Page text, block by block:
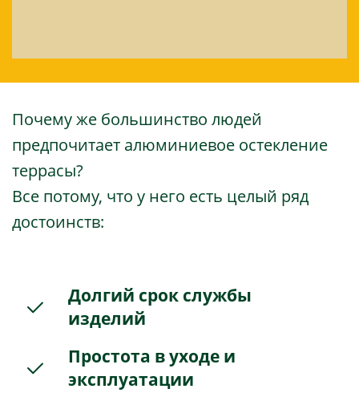
Почему же большинство людей
предпочитает алюминиевое остекление
террасы?
Все потому, что у него есть целый ряд
достоинств:
Долгий срок службы
изделий
Простота в уходе и
эксплуатации